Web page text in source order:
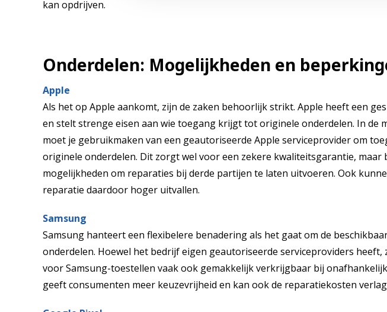
kan opdrijven.
Onderdelen: Mogelijkheden en
Apple
Als het op Apple aankomt, zijn de zaken behoorlijk strikt. Apple heeft een
en stelt strenge eisen aan wie toegang krijgt tot originele onderdelen. In de
moet je gebruikmaken van een geautoriseerde Apple serviceprovider om
originele onderdelen. Dit zorgt wel voor een zekere kwaliteitsgarantie, maar
mogelijkheden om reparaties bij derde partijen te laten uitvoeren. Ook
reparatie daardoor hoger uitvallen.
Samsung
Samsung hanteert een flexibelere benadering als het gaat om de
onderdelen. Hoewel het bedrijf eigen geautoriseerde serviceproviders heeft,
voor Samsung-toestellen vaak ook gemakkelijk verkrijgbaar bij
geeft consumenten meer keuzevrijheid en kan ook de reparatiekosten